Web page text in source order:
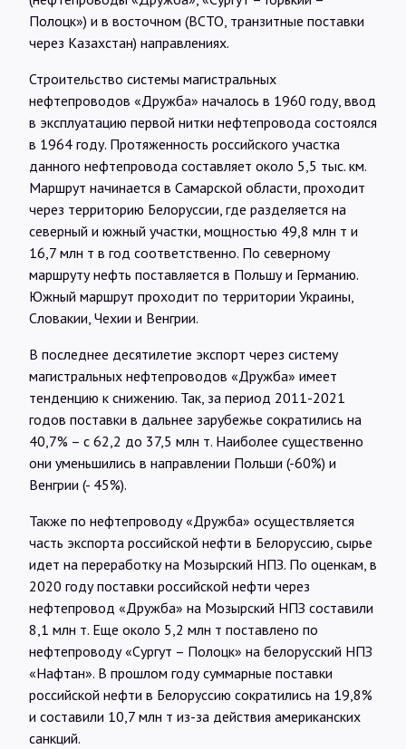
Полоцк») и в восточном (ВСТО, транзитные поставки
через Казахстан) направлениях.
Строительство системы магистральных
нефтепроводов «Дружба» началось в 1960 году, ввод
в эксплуатацию первой нитки нефтепровода состоялся
в 1964 году. Протяженность российского участка
данного нефтепровода составляет около 5,5 тыс. км.
Маршрут начинается в Самарской области, проходит
через территорию Белоруссии, где разделяется на
северный и южный участки, мощностью 49,8 млн т и
16,7 млн т в год соответственно. По северному
маршруту нефть поставляется в Польшу и Германию.
Южный маршрут проходит по территории Украины,
Словакии, Чехии и Венгрии.
В последнее десятилетие экспорт через систему
магистральных нефтепроводов «Дружба» имеет
тенденцию к снижению. Так, за период 2011-2021
годов поставки в дальнее зарубежье сократились на
40,7% – с 62,2 до 37,5 млн т. Наиболее существенно
они уменьшились в направлении Польши (-60%) и
Венгрии (- 45%).
Также по нефтепроводу «Дружба» осуществляется
часть экспорта российской нефти в Белоруссию, сырье
идет на переработку на Мозырский НПЗ. По оценкам, в
2020 году поставки российской нефти через
нефтепровод «Дружба» на Мозырский НПЗ составили
8,1 млн т. Еще около 5,2 млн т поставлено по
нефтепроводу «Сургут – Полоцк» на белорусский НПЗ
«Нафтан». В прошлом году суммарные поставки
российской нефти в Белоруссию сократились на 19,8%
и составили 10,7 млн т из-за действия американских
санкций.